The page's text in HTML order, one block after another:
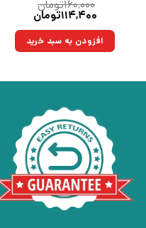
۱۶۰,۰۰۰تومان
قیمت
۱۶۰,۰۰۰تومان
بود.
۱۱۴,۴۰۰تومان
۱۱۴,۴۰۰تومان.افزودن به سبد خرید